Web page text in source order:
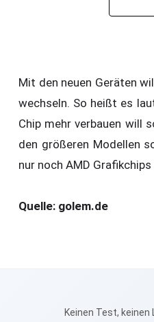
Mit den neuen Geräten
wechseln. So heißt es
Chip mehr verbauen will
den größeren Modellen
nur noch AMD
Quelle: golem.de
Keinen Test, keinen